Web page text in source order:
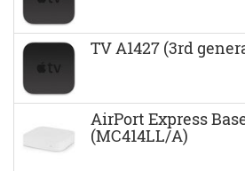
TV A1427 (3rd
AirPort Express
(MC414LL/A)